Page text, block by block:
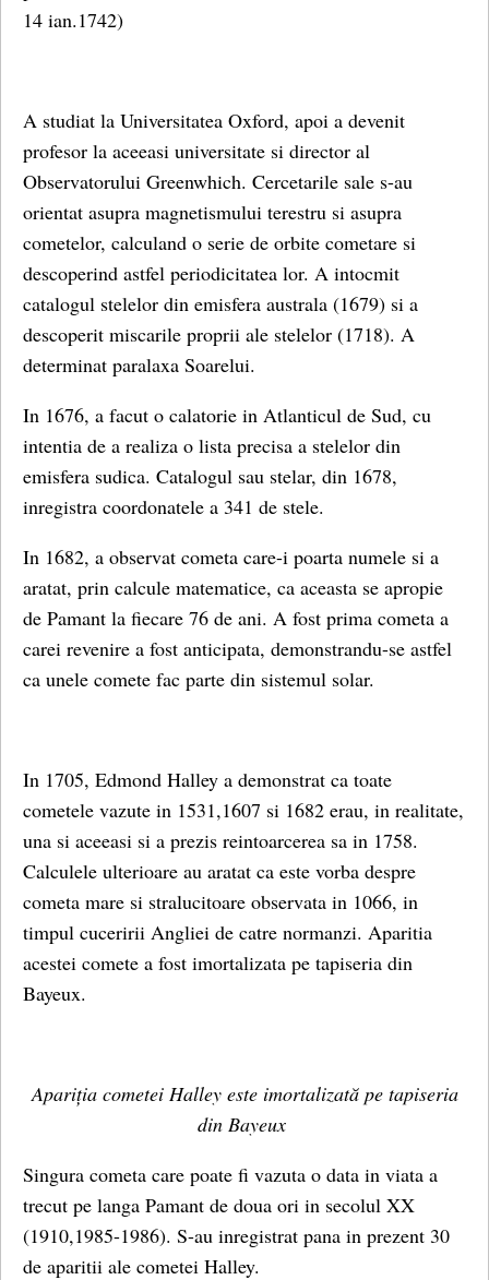
14 ian.1742)
A studiat la Universitatea Oxford, apoi a devenit
profesor la aceeasi universitate si director al
Observatorului Greenwhich. Cercetarile sale s-au
orientat asupra magnetismului terestru si asupra
cometelor, calculand o serie de orbite cometare si
descoperind astfel periodicitatea lor. A intocmit
catalogul stelelor din emisfera australa (1679) si a
descoperit miscarile proprii ale stelelor (1718). A
determinat paralaxa Soarelui.
In 1676, a facut o calatorie in Atlanticul de Sud, cu
intentia de a realiza o lista precisa a stelelor din
emisfera sudica. Catalogul sau stelar, din 1678,
inregistra coordonatele a 341 de stele.
In 1682, a observat cometa care-i poarta numele si a
aratat, prin calcule matematice, ca aceasta se apropie
de Pamant la fiecare 76 de ani. A fost prima cometa a
carei revenire a fost anticipata, demonstrandu-se astfel
ca unele comete fac parte din sistemul solar.
In 1705, Edmond Halley a demonstrat ca toate
cometele vazute in 1531,1607 si 1682 erau, in realitate,
una si aceeasi si a prezis reintoarcerea sa in 1758.
Calculele ulterioare au aratat ca este vorba despre
cometa mare si stralucitoare observata in 1066, in
timpul cuceririi Angliei de catre normanzi. Aparitia
acestei comete a fost imortalizata pe tapiseria din
Bayeux.
Apariția cometei Halley este imortalizată pe tapiseria
din Bayeux
Singura cometa care poate fi vazuta o data in viata a
trecut pe langa Pamant de doua ori in secolul XX
(1910,1985-1986). S-au inregistrat pana in prezent 30
de aparitii ale cometei Halley.